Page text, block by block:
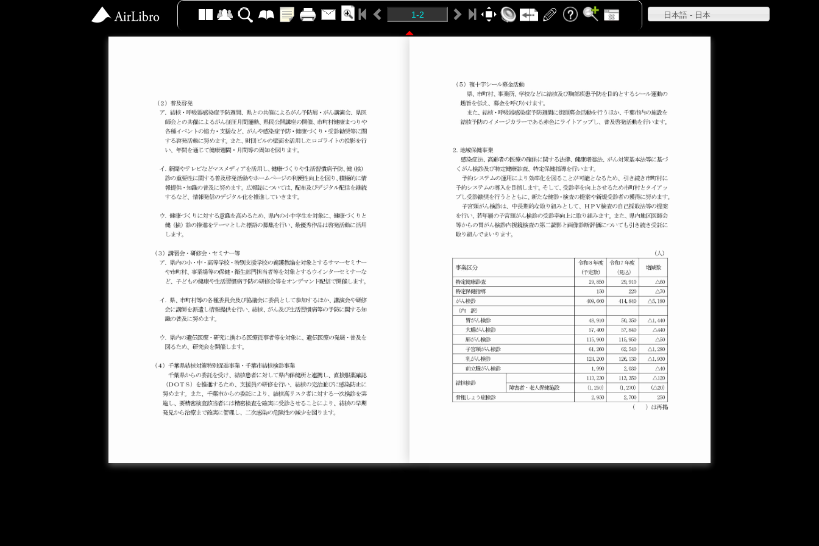
日本語 - 日本